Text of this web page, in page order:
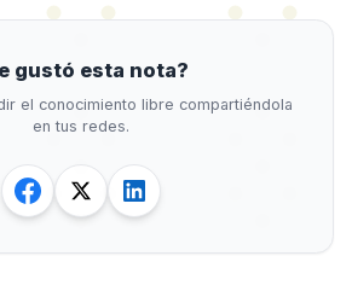
gustó esta nota?
el conocimiento libre compartiéndola
en tus redes.